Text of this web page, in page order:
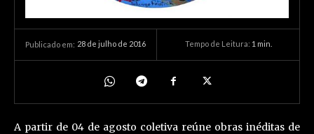
Publicado em: 28 de julho de 2016 Tempo de Leitura: 1 min.
A partir de 04 de agosto coletiva reúne obras inéditas de